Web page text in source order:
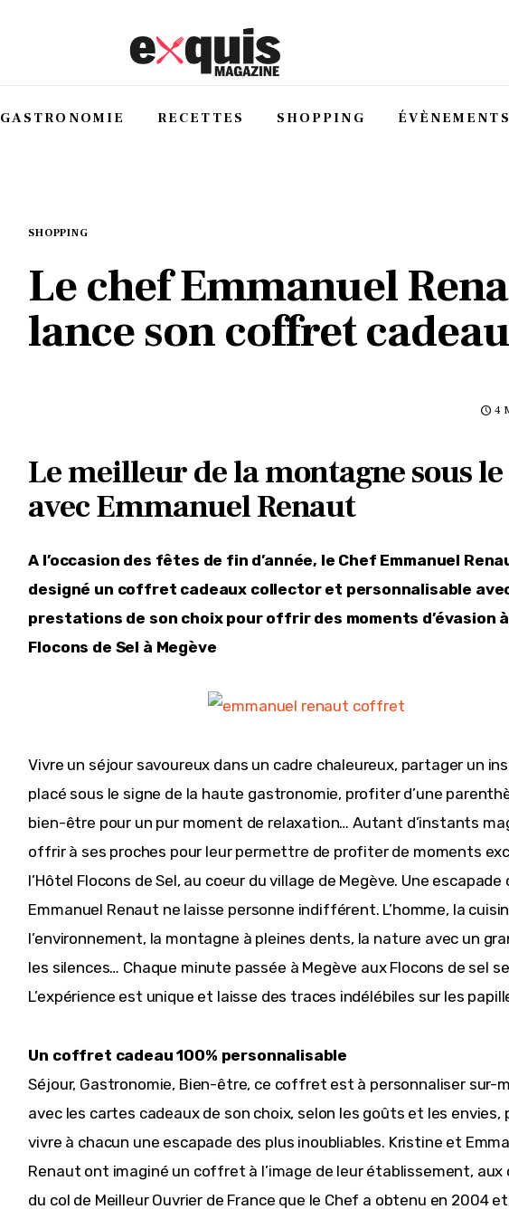
GASTRONOMIE RECETTES SHOPPING
SHOPPING
Le chef Emmanuel
lance son coffret
4
Le meilleur de la montagne sous
avec Emmanuel Renaut
A l’occasion des fêtes de fin d’année, le Chef Emmanuel
designé un coffret cadeaux collector et personnalisable
prestations de son choix pour offrir des moments d’évasion
Flocons de Sel à Megève
Vivre un séjour savoureux dans un cadre chaleureux, partager un
placé sous le signe de la haute gastronomie, profiter d’une
bien-être pour un pur moment de relaxation… Autant d’instants
offrir à ses proches pour leur permettre de profiter de moments
l’Hôtel Flocons de Sel, au coeur du village de Megève. Une
Emmanuel Renaut ne laisse personne indifférent. L’homme, la
l’environnement, la montagne à pleines dents, la nature avec un
les silences… Chaque minute passée à Megève aux Flocons de sel
L’expérience est unique et laisse des traces indélébiles sur les
Un coffret cadeau 100% personnalisable
Séjour, Gastronomie, Bien-être, ce coffret est à personnaliser sur-
avec les cartes cadeaux de son choix, selon les goûts et les
vivre à chacun une escapade des plus inoubliables. Kristine et
Renaut ont imaginé un coffret à l’image de leur établissement,
du col de Meilleur Ouvrier de France que le Chef a obtenu en 2004